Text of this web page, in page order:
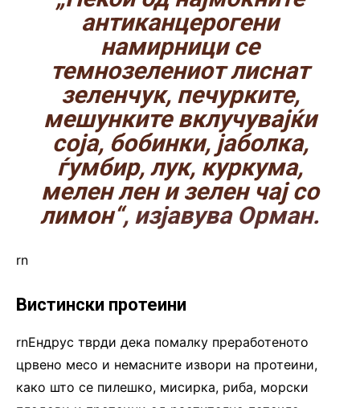
антиканцерогени
намирници се
темнозелениот лиснат
зеленчук, печурките,
мешунките вклучувајќи
соја, бобинки, јаболка,
ѓумбир, лук, куркума,
мелен лен и зелен чај со
лимон“, изјавува Орман.
rn
Вистински протеини
rnЕндрус тврди дека помалку преработеното
црвено месо и немасните извори на протеини,
како што се пилешко, мисирка, риба, морски